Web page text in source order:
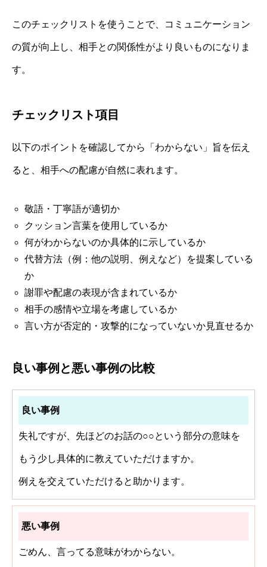
このチェックリストを使うことで、コミュニケーション
の質が向上し、相手との関係性がより良いものになりま
す。
チェックリスト項目
以下のポイントを確認してから「わからない」旨を伝え
ると、相手への配慮が自然に表れます。
敬語・丁寧語が適切か
クッション言葉を使用しているか
何がわからないのか具体的に示しているか
代替方法（例：他の説明、例えなど）を提案している
か
謝罪や配慮の表現が含まれているか
相手の感情や立場を考慮しているか
言い方が否定的・攻撃的になっていないか見直せるか
良い事例と悪い事例の比較
良い事例
失礼ですが、先ほどのお話の○○という部分の意味を
もう少し具体的に教えていただけますか。
例えを交えていただけると助かります。
悪い事例
ごめん、言ってる意味がわからない。